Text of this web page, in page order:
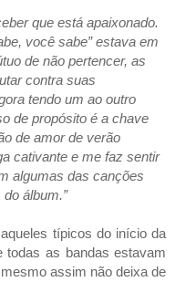
que está apaixonado.
você sabe” estava em
de não pertencer, as
contra suas
tendo um ao outro
de propósito é a chave
de amor de verão
cativante e me faz sentir
algumas das canções
álbum.”
típicos do início da
todas as bandas estavam
assim não deixa de